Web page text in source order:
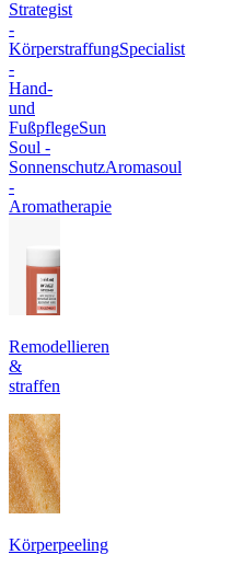
Strategist
-
KörperstraffungSpecialist
-
Hand-
und
FußpflegeSun
Soul -
SonnenschutzAromasoul
-
Aromatherapie
Remodellieren
&
straffen
Körperpeeling